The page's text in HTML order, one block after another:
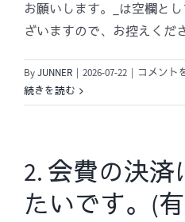
お願いします。_は空欄と
ざいますので、お控えくだ
ByJUNNER 2026-07-22
1.
規
は
ど
コメント
続きを読む
2. 会費の決済
たいです。(